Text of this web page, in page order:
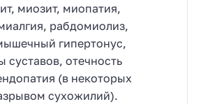
миозит, миопатия,
рабдомиолиз,
гипертонус,
суставов, отечность
(в некоторых
сухожилий).